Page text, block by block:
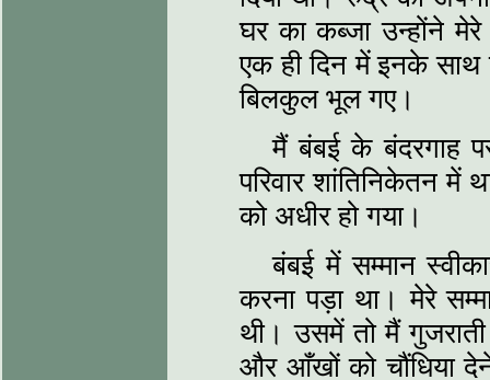
घर का कब्जा उन्होंने
एक ही दिन में इनके
बिलकुल भूल गए।
मैं बंबई के बंदरगाह
परिवार शांतिनिकेतन
को अधीर हो गया।
बंबई में सम्मान
करना पड़ा था। मेरे
थी। उसमें तो मैं
और आँखों को चौंधिया